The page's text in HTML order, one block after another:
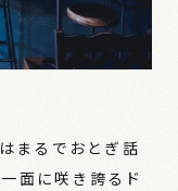
まるでおとぎ話
面に咲き誇るド